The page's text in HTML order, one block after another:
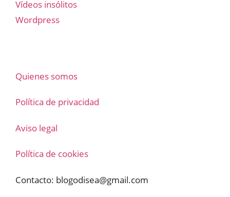
Vídeos insólitos
Wordpress
Quienes somos
Política de privacidad
Aviso legal
Política de cookies
Contacto: blogodisea@gmail.com